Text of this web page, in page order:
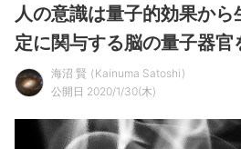
人の意識は量子的効果か
定に関与する脳の量子器官
海沼 賢
Kainuma Satoshi
公開日 2020/1/30(木)